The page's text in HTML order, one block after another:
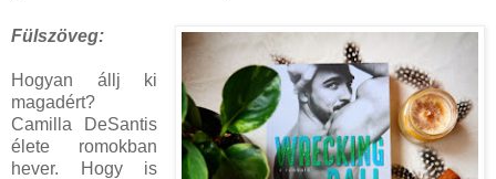
Fülszöveg:
Hogyan ​állj ki
magadért?
Camilla DeSantis
élete romokban
hever. Hogy is